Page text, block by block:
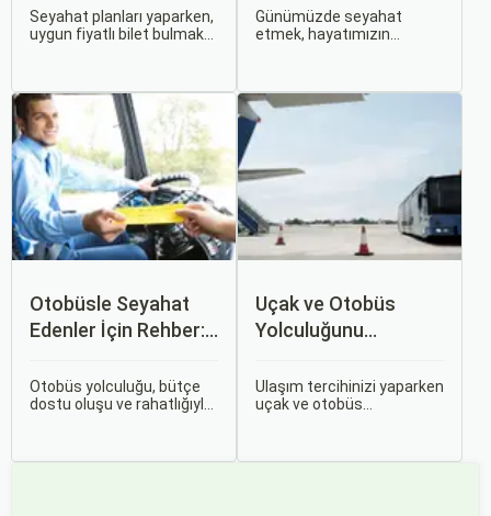
Otobüs Bileti Satın
Alma İpuçları
Seyahat planları yaparken,
uygun fiyatlı bilet bulmak
erken rezervasyon
yapmak, yalnızca
seyahatin maliyetini
azaltmakla kalmaz, aynı
zamanda daha kaliteli bir
seyahat deneyimi
yaşamanızı sağlar.
Sorgulamax.com
İpuçları
Günümüzde seyahat
etmek, hayatımızın
seyahat etmek için çeşitli
ulaşım seçenekleri
Otobüsle Seyahat
Edenler İçin Rehber:
Koltuk Seçimine
Otobüs yolculuğu, bütçe
dostu oluşu ve rahatlığıyla
Uçak ve Otobüs
Yolculuğunu
Sizin İçin Uygun?
Ulaşım tercihinizi yaparken
uçak ve otobüs